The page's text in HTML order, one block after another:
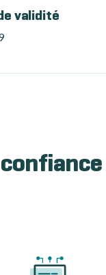
validité
confiance